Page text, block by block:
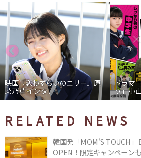
映画『恋わずらいのエリー』原
菜乃華 インタ...
ドラマ
う」小
RELATED NEWS
韓国発「MOM'S TOUCH」
OPEN！限定キャンペーン